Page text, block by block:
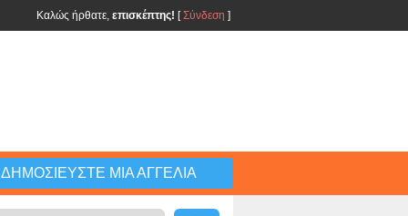
Καλώς ήρθατε, επισκέπτης! [Σύνδεση ]
ΔΗΜΟΣΙΕΎΣΤΕ ΜΙΑ ΑΓΓΕΛΊΑ